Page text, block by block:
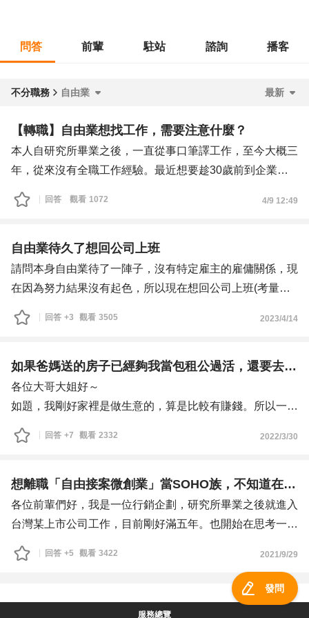
問答 前輩 駐站 諮詢 播客
不分職務 自由業 最新
【轉職】自由業想找工作，需要注意什麼？
本人自研究所畢業之後，一直從事口筆譯工作，至今大概三
年，從來沒有全職工作經驗。最近想要趁30歲前到企業環
境磨練一下，目標是轉職到媒體公關、國際交流等職系。
在申請職缺的時候需要注意哪些事項，才可以讓自由業的經
補充資訊：
- 大學和研究所時期都有大型企業/機關的媒體公關和國際事
務等實習經驗
回答 觀看 1072 4/9 12:49
自由業待久了想回公司上班
請問本身自由業待了一陣子，沒有特定雇主的雇傭關係，現
在因為努力結果沒有起色，所以現在想回公司上班(考量原
因當然有現實問題且覺得公司比較能夠提供案源和事情)，
是不是不容易且可能會被歧視?履歷上該如何描寫增加錄取
回答 +3 觀看 3505 2023/4/14
如果爸媽送的房子已經夠我當包租公過活，還要去外面找工作嗎？
各位大哥大姐好～
如題，我剛好家裡是做生意的，算是比較有賺錢。所以一畢
業爸媽就各過戶了一套房子，給我和兩個哥哥。
我目前住家裡，想說房子也用不到，就放上網去租。結果很
因為我本身物慾不高，住家裡又包吃包住，也花不太到錢。
所以月入兩萬三的租金，對我來講很夠用，每個月還有餘錢
可以儲蓄和投資。
秀作品的偉大漫畫家！
不知道以我現在的情況，是不是可以不用出去找工作，就繼
續在家專心創作自己的作品就好？但又很怕自己這樣會太
回答 +7 觀看 2332 2022/3/30
想離職「自由接案微創業」當SOHO族，不知道在台灣可行嗎？
各位前輩們好，我是一位行銷企劃，研究所畢業之後就進入
台灣某上市公司工作，目前剛好滿五年。也開始在思考一些
職涯方向的轉換，想去外面看看，做一些自己真正想做的事
情。
最近因為接觸到 ”自由工作者Freelancer” 這個概念，也看了
很多關於：自由接案、SOHO、網路創業、微創業、數位遊
回答 +5 觀看 3422 2021/9/29
發問
服務總覽